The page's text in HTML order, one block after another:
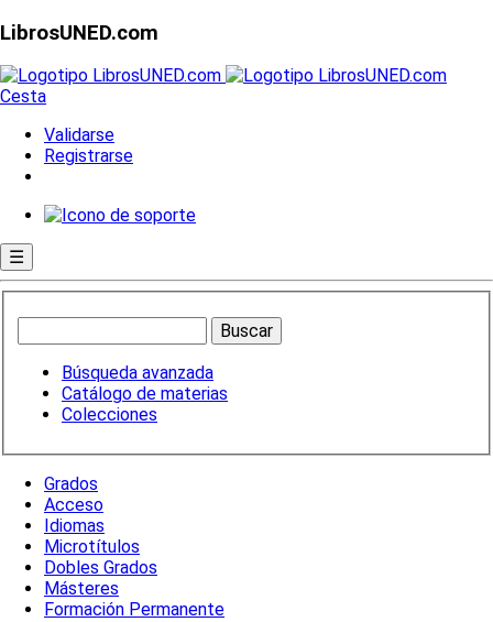
LibrosUNED.com
Cesta
Validarse
Registrarse
☰
Búsqueda avanzada
Catálogo de materias
Colecciones
Grados
Acceso
Idiomas
Microtítulos
Dobles Grados
Másteres
Formación Permanente